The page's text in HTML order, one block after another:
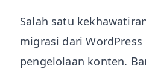
Salah satu
migrasi dari
pengelolaan konten.